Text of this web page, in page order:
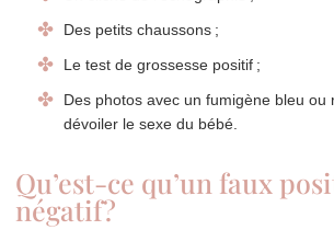
Des petits chaussons ;
Le test de grossesse positif ;
Des photos avec un fumigène bleu ou
dévoiler le sexe du bébé.
Qu’est-ce qu’un faux
négatif ?